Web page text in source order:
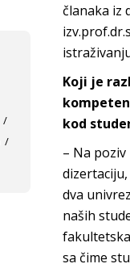
članaka iz
Koji je
kod
– Na
dva
naših
sa čime